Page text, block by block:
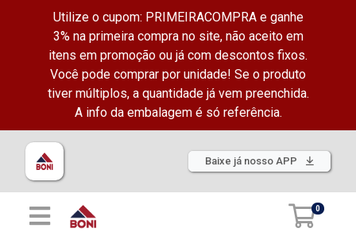
Utilize o cupom: PRIMEIRACOMPRA e ganhe
3% na primeira compra no site, não aceito em
itens em promoção ou já com descontos fixos.
Você pode comprar por unidade! Se o produto
tiver múltiplos, a quantidade já vem preenchida.
A info da embalagem é só referência.
Baixe já nosso APP
0